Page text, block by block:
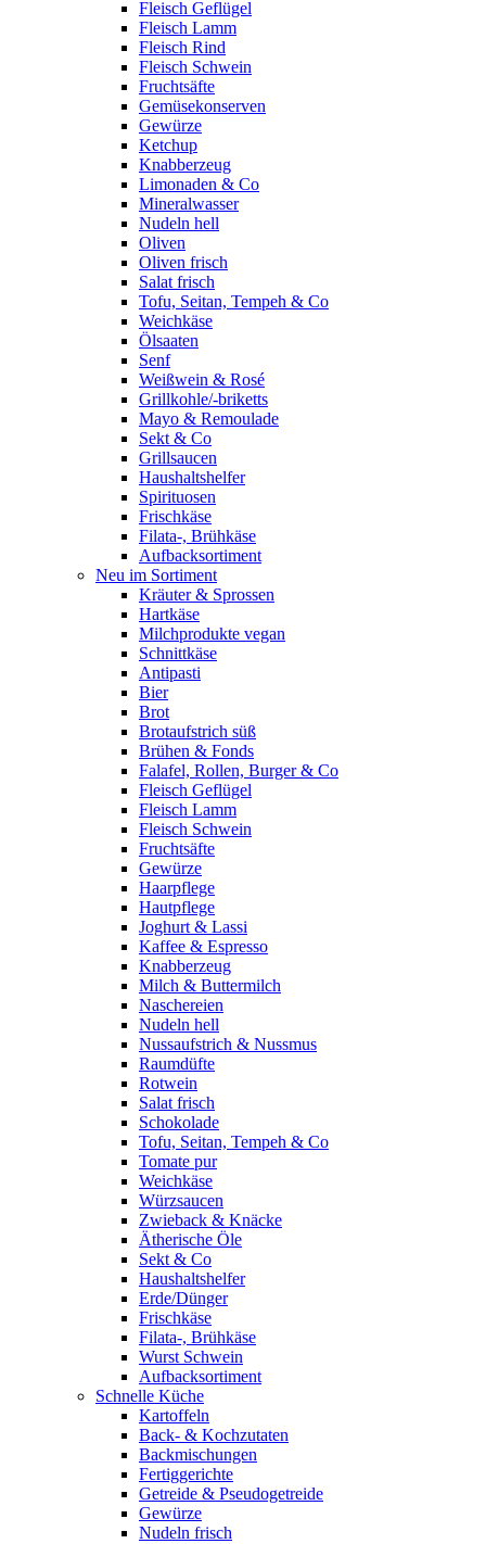
Fleisch Geflügel
Fleisch Lamm
Fleisch Rind
Fleisch Schwein
Fruchtsäfte
Gemüsekonserven
Gewürze
Ketchup
Knabberzeug
Limonaden & Co
Mineralwasser
Nudeln hell
Oliven
Oliven frisch
Salat frisch
Tofu, Seitan, Tempeh & Co
Weichkäse
Ölsaaten
Senf
Weißwein & Rosé
Grillkohle/-briketts
Mayo & Remoulade
Sekt & Co
Grillsaucen
Haushaltshelfer
Spirituosen
Frischkäse
Filata-, Brühkäse
Aufbacksortiment
Neu im Sortiment
Kräuter & Sprossen
Hartkäse
Milchprodukte vegan
Schnittkäse
Antipasti
Bier
Brot
Brotaufstrich süß
Brühen & Fonds
Falafel, Rollen, Burger & Co
Fleisch Geflügel
Fleisch Lamm
Fleisch Schwein
Fruchtsäfte
Gewürze
Haarpflege
Hautpflege
Joghurt & Lassi
Kaffee & Espresso
Knabberzeug
Milch & Buttermilch
Naschereien
Nudeln hell
Nussaufstrich & Nussmus
Raumdüfte
Rotwein
Salat frisch
Schokolade
Tofu, Seitan, Tempeh & Co
Tomate pur
Weichkäse
Würzsaucen
Zwieback & Knäcke
Ätherische Öle
Sekt & Co
Haushaltshelfer
Erde/Dünger
Frischkäse
Filata-, Brühkäse
Wurst Schwein
Aufbacksortiment
Schnelle Küche
Kartoffeln
Back- & Kochzutaten
Backmischungen
Fertiggerichte
Getreide & Pseudogetreide
Gewürze
Nudeln frisch